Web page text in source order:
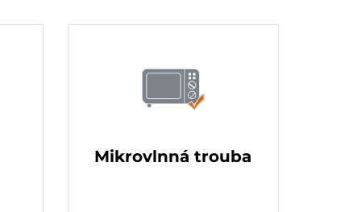
Mikrovlnná trouba